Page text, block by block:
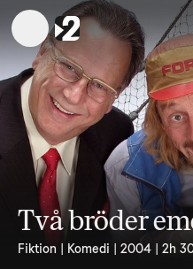
Två bröder
Fiktion | Komedi | 2004 | 2h